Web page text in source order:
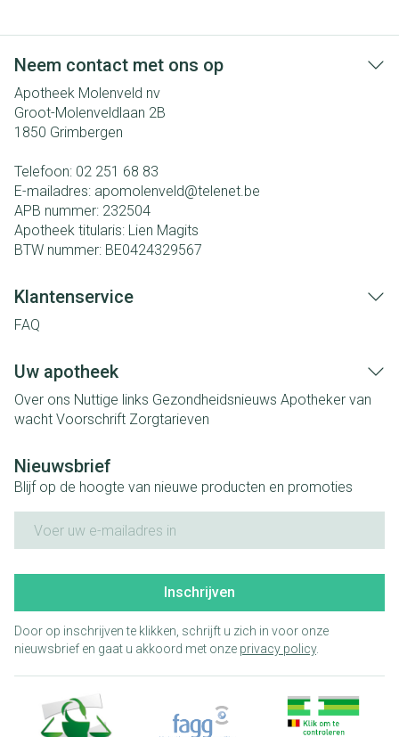
Neem contact met ons op
Apotheek Molenveld nv
Groot-Molenveldlaan 2B
1850 Grimbergen
Telefoon: 02 251 68 83
E-mailadres: apomolenveld@telenet.be
APB nummer: 232504
Apotheek titularis: Lien Magits
BTW nummer: BE0424329567
Klantenservice
FAQ
Uw apotheek
Over ons Nuttige links Gezondheidsnieuws Apotheker van
wacht Voorschrift Zorgtarieven
Nieuwsbrief
Blijf op de hoogte van nieuwe producten en promoties
Inschrijven
Door op inschrijven te klikken, schrijft u zich in voor onze
nieuwsbrief en gaat u akkoord met onze privacy policy.